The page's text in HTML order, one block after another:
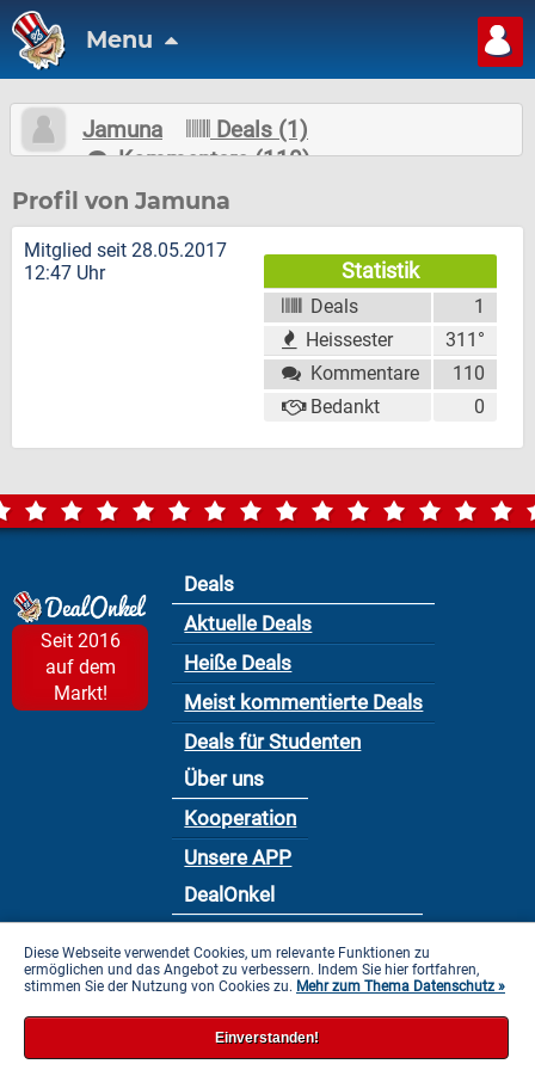
Menu
Jamuna
Deals (1)
Kommentare (110)
Nachricht schreiben
Profil von Jamuna
Statistik
Deals
1
Heissester
311°
Kommentare
110
Bedankt
0
Mitglied seit 28.05.2017
12:47 Uhr
Seit 2016
auf dem
Markt!
Deals
Aktuelle Deals
Heiße Deals
Meist kommentierte Deals
Deals für Studenten
Über uns
Kooperation
Unsere APP
DealOnkel
Datenschutzbestimmung
Impressum
Diese Webseite verwendet Cookies, um relevante Funktionen zu
ermöglichen und das Angebot zu verbessern. Indem Sie hier fortfahren,
stimmen Sie der Nutzung von Cookies zu. Mehr zum Thema Datenschutz »